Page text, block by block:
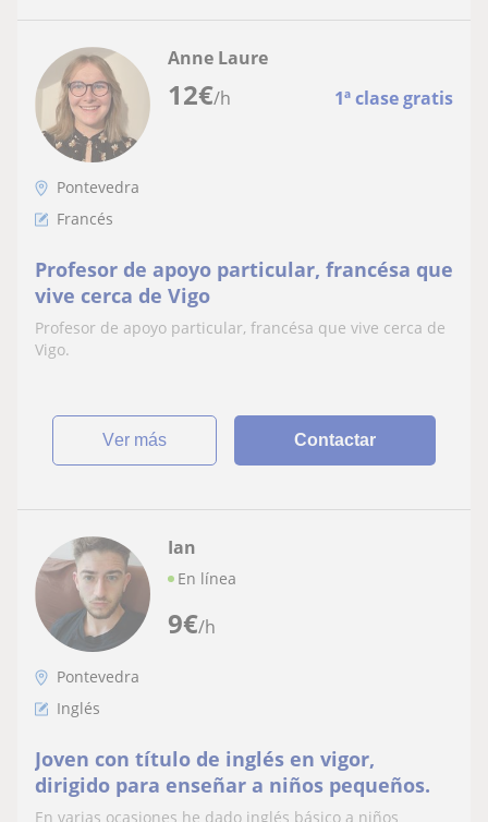
12€/h 1ª clase gratis
Anne Laure
Pontevedra
Francés
Profesor de apoyo particular, francésa que
vive cerca de Vigo
Profesor de apoyo particular, francésa que vive cerca de
Vigo.
ver más Contactar
9€/h
Ian
En línea
Pontevedra
Inglés
Joven con título de inglés en vigor,
dirigido para enseñar a niños pequeños.
En varias ocasiones he dado inglés básico a niños